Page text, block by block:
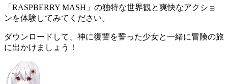
「RASPBERRY MASH」の独特な世界観と爽快なアクショ
ンを体験してみてください。
ダウンロードして、神に復讐を誓った少女と一緒に冒険の旅
に出かけましょう！